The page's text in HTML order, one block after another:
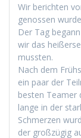
Wir bericht­en
genossen
Der Tag
wir das
mussten.
Nach dem
ein paar der
besten Team­er
lange in der
Schmerzen
der großzügig